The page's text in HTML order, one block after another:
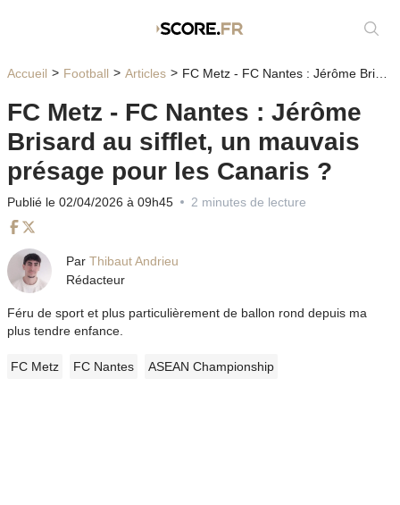
Accueil Football Articles FC Metz - FC Nantes : Jérôme Brisard au sifflet, un mauvais présage pour les Canaris ?
FC Metz - FC Nantes : Jérôme
Brisard au sifflet, un mauvais
présage pour les Canaris ?
Publié le 02/04/2026 à 09h45 2 minutes de lecture
Par Thibaut Andrieu
Rédacteur
Féru de sport et plus particulièrement de ballon rond depuis ma
plus tendre enfance.
FC Metz FC Nantes ASEAN Championship